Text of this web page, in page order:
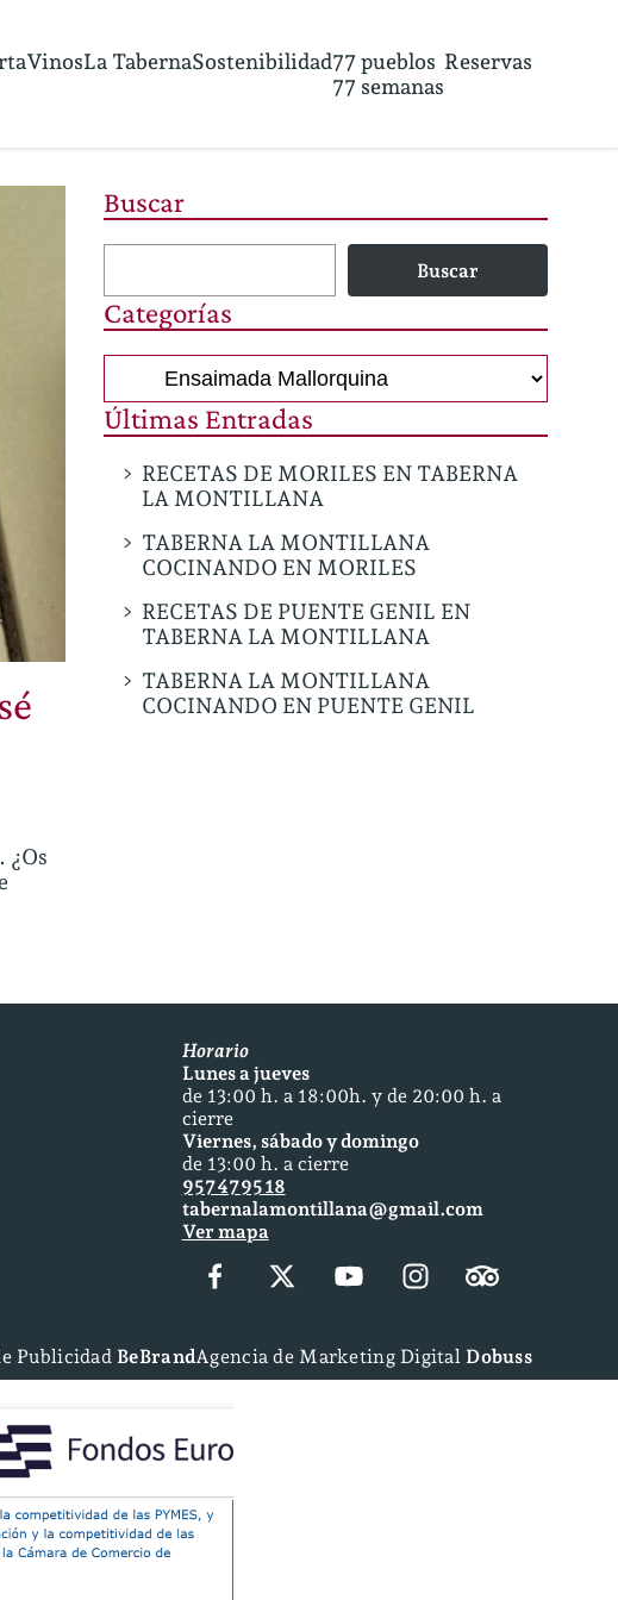
VinosLa TabernaSostenibilidad77 pueblos
77 semanas
Reservas
¿Os
Buscar
Buscar
Categorías
Categorías
Últimas Entradas
RECETAS DE MORILES EN TABERNA
LA MONTILLANA
TABERNA LA MONTILLANA
COCINANDO EN MORILES
RECETAS DE PUENTE GENIL EN
TABERNA LA MONTILLANA
TABERNA LA MONTILLANA
COCINANDO EN PUENTE GENIL
Horario
Lunes a jueves
de 13:00 h. a 18:00h. y de 20:00 h. a
cierre
Viernes, sábado y domingo
de 13:00 h. a cierre
957 47 95 18
tabernalamontillana@gmail.com
Ver mapa
Publicidad BeBrandAgencia de Marketing Digital Dobuss